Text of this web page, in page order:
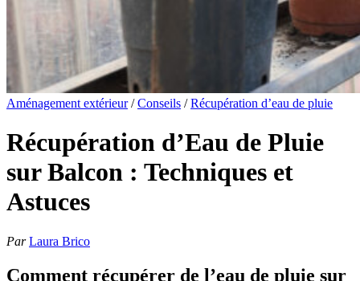
Aménagement extérieur/Conseils /Récupération d’eau de pluie
Récupération d’Eau de Pluie
sur Balcon : Techniques et
Astuces
Par Laura Brico
Comment récupérer de l’eau de pluie sur